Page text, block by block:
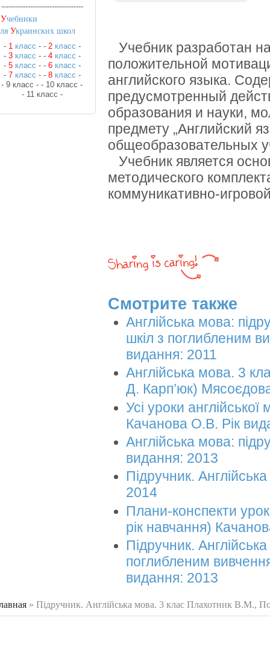
Учебник разработан
положительной
английского языка.
предусмотренный
образования и науки,
предмету „Английский
общеобразовательных
Учебник является
методического
коммуникативно-
Смотрите также
Англійська мова:
шкіл з поглибленим
видання: 2011
Англійська мова. 3
Д. Карп’юк)
Усі уроки
Качанова О.В. Рік
Англійська мова:
видання: 2013
Підручник.
2014
Плани-конспекти
рік навчання)
Підручник.
поглибленим
видання: 2013
----------------------------------
Учебники
Украинских школ
- 1 класс - - 2 класс -
- 3 класс - - 4класс -
- 5 класс - - 6класс -
- 7 класс - - 8 класс -
- 9 класс - - 10 класс -
- 11 класс -
» Підручник. Англійська мова. 3 клас Плахотник В.М.,